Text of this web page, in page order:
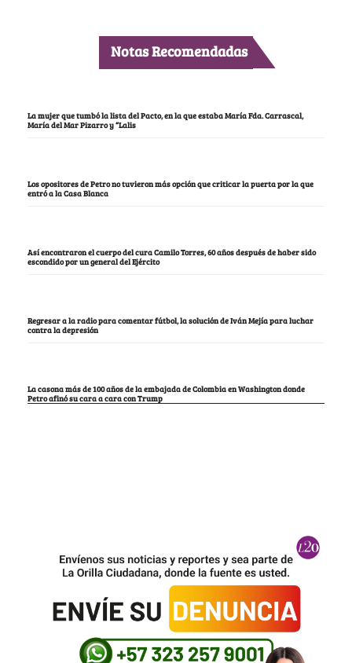
Notas Recomendadas
La mujer que tumbó la lista del Pacto, en la que estaba María Fda. Carrascal,
María del Mar Pizarro y “Lalis
Los opositores de Petro no tuvieron más opción que criticar la puerta por la que
entró a la Casa Blanca
Así encontraron el cuerpo del cura Camilo Torres, 60 años después de haber sido
escondido por un general del Ejército
Regresar a la radio para comentar fútbol, la solución de Iván Mejía para luchar
contra la depresión
La casona más de 100 años de la embajada de Colombia en Washington donde
Petro afinó su cara a cara con Trump